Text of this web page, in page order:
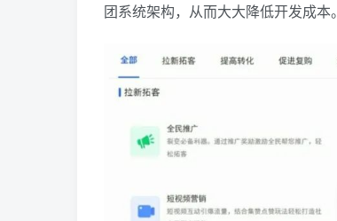
团系统架构，从而大大降低开发成本。